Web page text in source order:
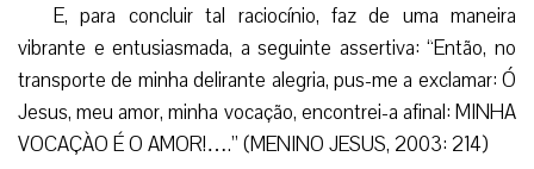
E, para concluir tal raciocínio, faz de uma maneira
vibrante e entusiasmada, a seguinte assertiva: “Então, no
transporte de minha delirante alegria, pus-me a exclamar: Ó
Jesus, meu amor, minha vocação, encontrei-a afinal: MINHA
VOCAÇÀO É O AMOR!….” (MENINO JESUS, 2003: 214)